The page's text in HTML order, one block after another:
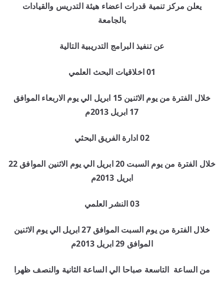
يعلن مركز تنمية قدرات اعضاء هيئة التدريس والقيادات
بالجامعة
عن تنفيذ البرامج التدريبية التالية
01 اخلاقيات البحث العلمي
خلال الفترة من يوم الاثنين 15 ابريل الي يوم الاربعاء الموافق
17 ابريل 2013م
02 ادارة الفريق البحثي
خلال الفترة من يوم السبت 20 ابريل الي يوم الاثنين الموافق 22
ابريل 2013م
03 النشر العلمي
خلال الفترة من يوم السبت الموافق 27 ابريل الي يوم الاثنين
الموافق 29 ابريل 2013م
من الساعة التاسعة صباحا الي الساعة الثانية والنصف ظهرا